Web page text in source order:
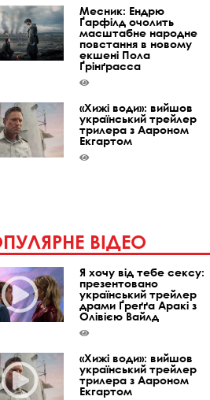
Месник: Ендрю
Ґарфілд очолить
масштабне народне
повстання в новому
екшені Пола
Ґрінґрасса
«Хижі води»: вийшов
український трейлер
трилера з Аароном
Екгартом
ВІДЕО
Я хочу від тебе сексу:
презентовано
український трейлер
драми Ґреґґа Аракі з
Олівією Вайлд
«Хижі води»: вийшов
український трейлер
трилера з Аароном
Екгартом